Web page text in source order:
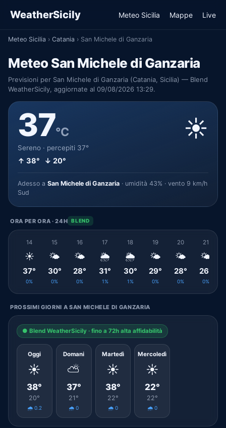
WeatherSicily Meteo Sicilia Mappe Live
Meteo Sicilia › Catania › San Michele di Ganzaria
Meteo San Michele di Ganzaria
Previsioni per San Michele di Ganzaria (Catania, Sicilia) — Blend
WeatherSicily, aggiornate al 09/08/2026 13:29.
37°C
Sereno · percepiti 37°
↑ 38° ↓ 20°
☀️
Adesso a San Michele di Ganzaria · umidità 43% · vento 9 km/h
Sud
ORA PER ORA · 24H BLEND
14
☀️
37°
0%
15
🌤️
30°
0%
16
🌤️
28°
0%
17
🌦️
31°
1%
18
🌦️
30°
1%
19
🌤️
29°
0%
20
🌤️
28°
0%
21
🌤️
26°
0%
PROSSIMI GIORNI A SAN MICHELE DI GANZARIA
● Blend WeatherSicily · fino a 72h alta affidabilità
Oggi
☀️
38°
20°
🌧️ 0.2
Domani
⛅
37°
21°
🌧️ 0
Martedì
☀️
38°
22°
🌧️ 0
Mercoledì
☀️
22°
22°
🌧️ 0